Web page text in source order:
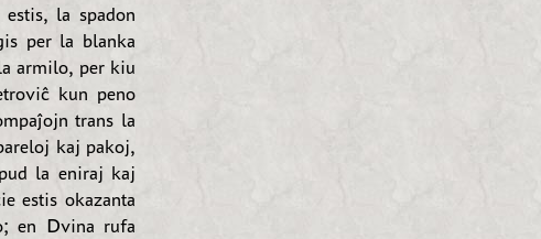
la spadon
per la blanka
armilo, per kiu
kun peno
trans la
kaj pakoj,
la eniraj kaj
estis okazanta
en Dvina rufa